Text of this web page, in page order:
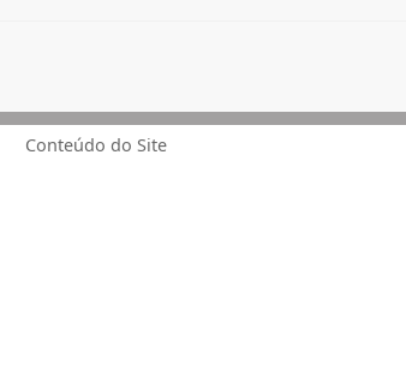
Conteúdo do Site